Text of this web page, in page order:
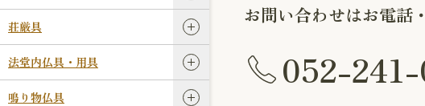
荘厳具
法堂内仏具・用具
鳴り物仏具
お問い合わせはお電話
052-